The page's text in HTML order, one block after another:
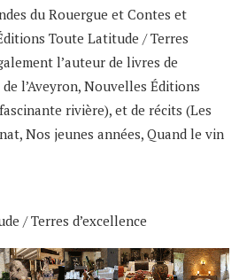
du Rouergue et Contes et
Toute Latitude / Terres
l’auteur de livres de
l’Aveyron, Nouvelles Éditions
rivière), et de récits (Les
Nos jeunes années, Quand le vin
/ Terres d’excellence